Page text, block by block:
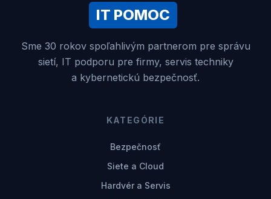
IT POMOC
Sme 30 rokov spoľahlivým partnerom pre správu
sietí, IT podporu pre firmy, servis techniky
a kybernetickú bezpečnosť.
KATEGÓRIE
Bezpečnosť
Siete a Cloud
Hardvér a Servis